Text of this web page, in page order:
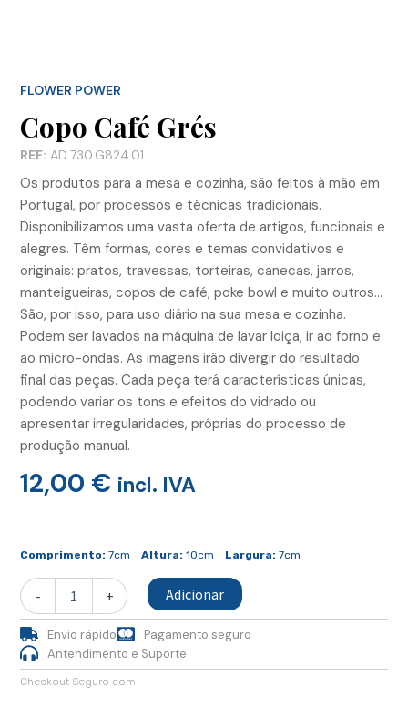
FLOWER POWER
Copo Café Grés
REF: AD.730.G824.01
Os produtos para a mesa e cozinha, são feitos à mão em
Portugal, por processos e técnicas tradicionais.
Disponibilizamos uma vasta oferta de artigos, funcionais e
alegres. Têm formas, cores e temas convidativos e
originais: pratos, travessas, torteiras, canecas, jarros,
manteigueiras, copos de café, poke bowl e muito outros…
São, por isso, para uso diário na sua mesa e cozinha.
Podem ser lavados na máquina de lavar loiça, ir ao forno e
ao micro-ondas. As imagens irão divergir do resultado
final das peças. Cada peça terá características únicas,
podendo variar os tons e efeitos do vidrado ou
apresentar irregularidades, próprias do processo de
produção manual.
12,00 € incl. IVA
Comprimento: 7cm Altura: 10cm Largura: 7cm
-
Copo
Café
Grés
+ Adicionar
Envio rápido
Pagamento seguro
Antendimento e Suporte
Checkout Seguro com